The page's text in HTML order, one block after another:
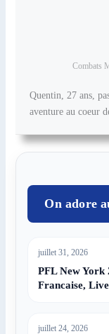
Combats
Quentin, 27 ans,
aventure au coeur
On adore
juillet 31, 2026
PFL New
Francaise,
juillet 24, 2026